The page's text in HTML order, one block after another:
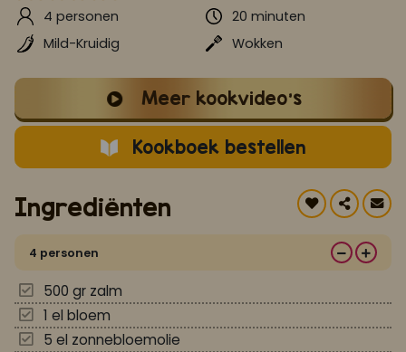
4 personen
20 minuten
Mild-Kruidig
Wokken
Meer kookvideo's
Kookboek bestellen
Ingrediënten
4 personen
500 gr zalm
1 el bloem
5 el zonnebloemolie